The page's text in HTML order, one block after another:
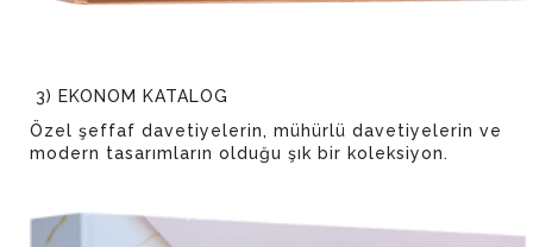
3) EKONOM KATALOG
Özel şeffaf davetiyelerin, mühürlü davetiyelerin ve
modern tasarımların olduğu şık bir koleksiyon.